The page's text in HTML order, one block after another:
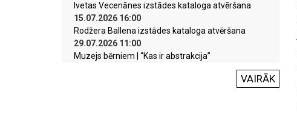
Ivetas Vecenānes izstādes kataloga atvēršana
15.07.2026 16:00
Rodžera Ballena izstādes kataloga atvēršana
29.07.2026 11:00
Muzejs bērniem | “Kas ir abstrakcija”
VAIRĀK